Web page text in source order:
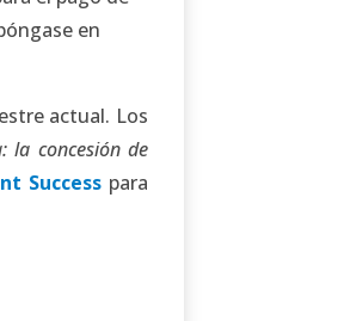
en
actual. Los
la concesión de
Successpara